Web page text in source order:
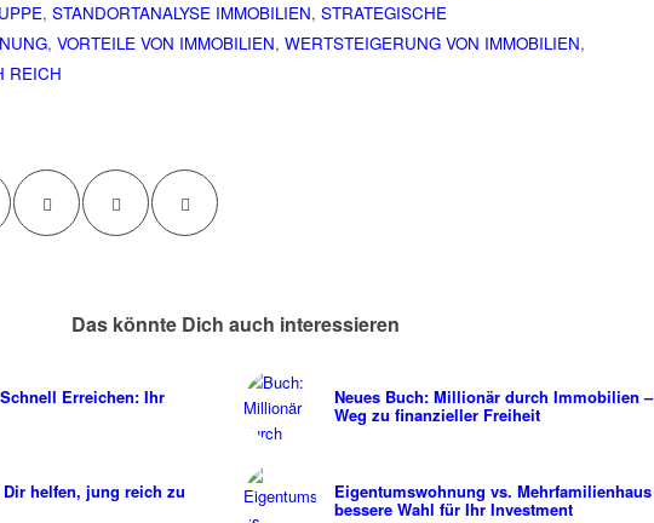
, STANDORTANALYSE IMMOBILIEN, STRATEGISCHE
, VORTEILE VON IMMOBILIEN, WERTSTEIGERUNG VON IMMOBILIEN,
REICH
Das könnte Dich auch interessieren
Erreichen: Ihr Neues Buch: Millionär durch Immobilien
Weg zu finanzieller Freiheit
helfen, jung reich zu Eigentumswohnung vs.
bessere Wahl für Ihr Investment